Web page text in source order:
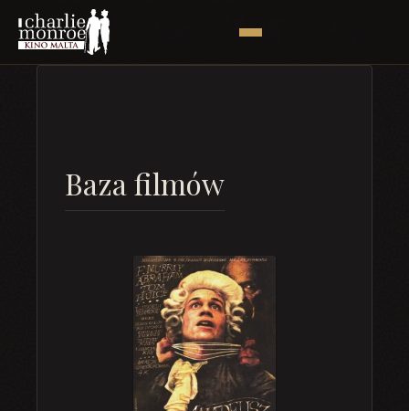
Baza filmów